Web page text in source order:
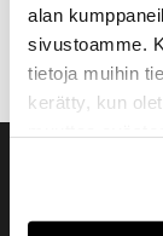
alan
sivustoamme.
tietoja muihin
kerätty, kun